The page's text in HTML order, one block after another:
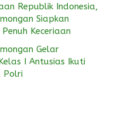
Republik Indonesia,
Siapkan
Keceriaan
Gelar
I Antusias Ikuti
Polri